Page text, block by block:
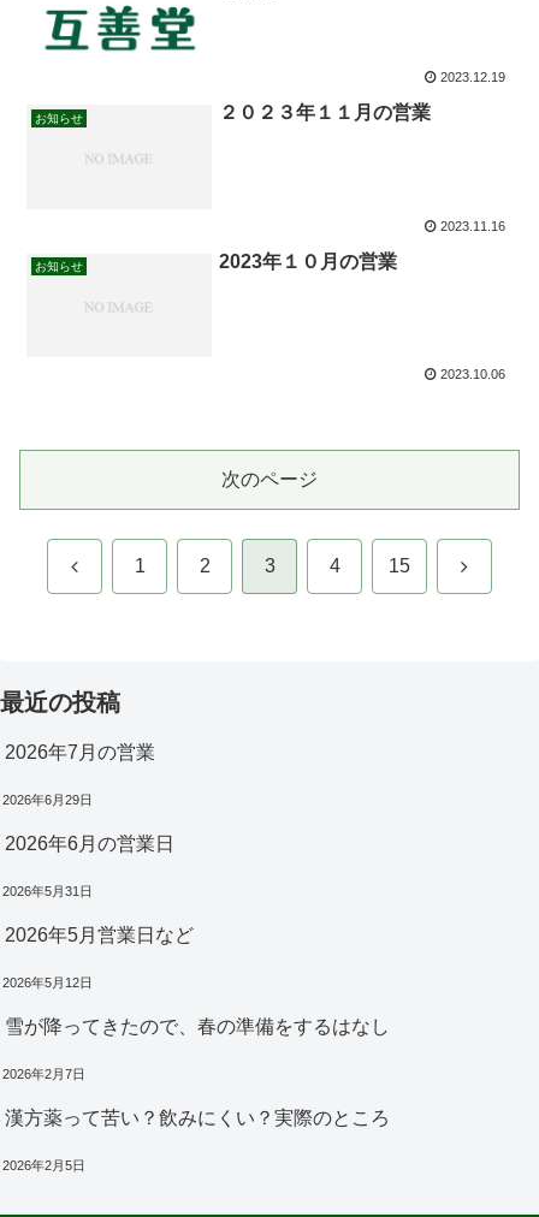
2023.12.19
お知らせ ２０２３年１１月の営業
2023.11.16
お知らせ 2023年１０月の営業
2023.10.06
次のページ
前 1 2 3 4 15 次
最近の投稿
2026年7月の営業
2026年6月29日
2026年6月の営業日
2026年5月31日
2026年5月営業日など
2026年5月12日
雪が降ってきたので、春の準備をするはなし
2026年2月7日
漢方薬って苦い？飲みにくい？実際のところ
2026年2月5日